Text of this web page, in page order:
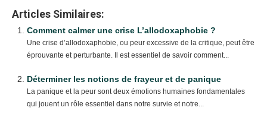
Articles Similaires:
Comment calmer une crise L’allodoxaphobie ?
Une crise d’allodoxaphobie, ou peur excessive de la critique, peut être
éprouvante et perturbante. Il est essentiel de savoir comment...
Déterminer les notions de frayeur et de panique
La panique et la peur sont deux émotions humaines fondamentales
qui jouent un rôle essentiel dans notre survie et notre...